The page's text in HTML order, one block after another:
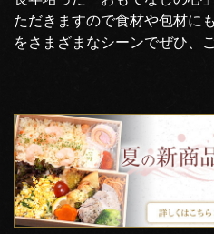
ただきますので食材や包材に
をさまざまなシーンでぜひ、